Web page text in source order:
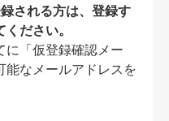
される方は、登録す
ださい。
に「仮登録確認メー
能なメールアドレスを